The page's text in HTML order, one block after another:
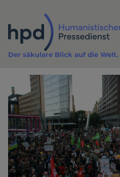
Inhalt
Der säkulare Blick auf die Welt.